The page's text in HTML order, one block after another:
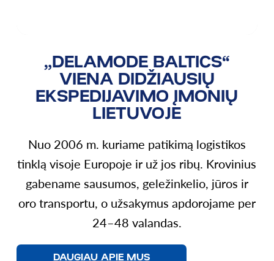
„DELAMODE BALTICS“
VIENA DIDŽIAUSIŲ
EKSPEDIJAVIMO ĮMONIŲ
LIETUVOJE
Nuo 2006 m. kuriame patikimą logistikos
tinklą visoje Europoje ir už jos ribų. Krovinius
gabename sausumos, geležinkelio, jūros ir
oro transportu, o užsakymus apdorojame per
24–48 valandas.
DAUGIAU APIE MUS